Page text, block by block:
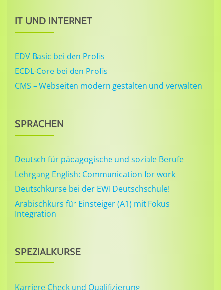
IT UND INTERNET
EDV Basic bei den Profis
ECDL-Core bei den Profis
CMS – Webseiten modern gestalten und verwalten
SPRACHEN
Deutsch für pädagogische und soziale Berufe
Lehrgang English: Communication for work
Deutschkurse bei der EWI Deutschschule!
Arabischkurs für Einsteiger (A1) mit Fokus
Integration
SPEZIALKURSE
Karriere Check und Qualifizierung